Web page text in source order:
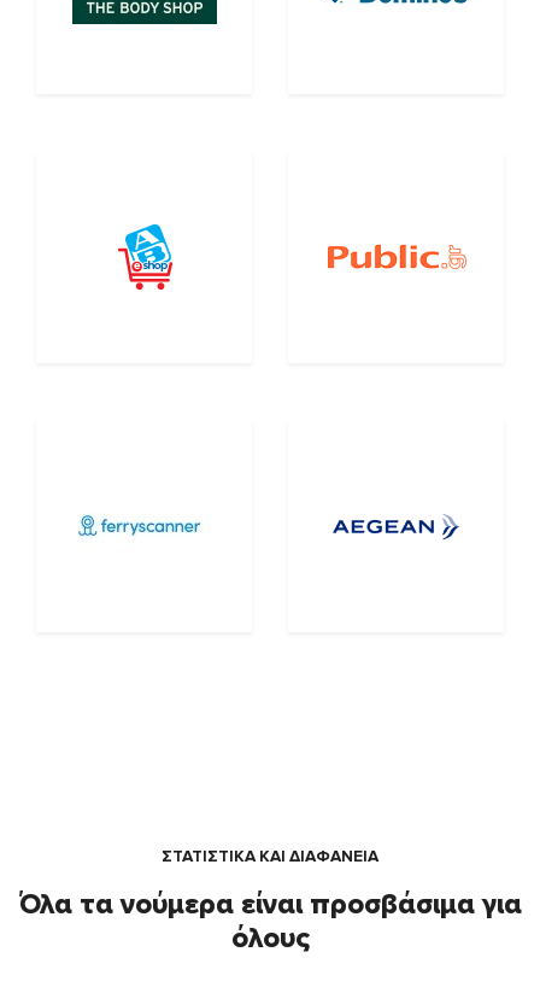
ΣΤΑΤΙΣΤΙΚΑ ΚΑΙ ΔΙΑΦΑΝΕΙΑ
Όλα τα νούμερα είναι προσβάσιμα για
όλους